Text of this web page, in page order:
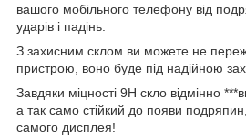
вашого мобільного телефону від
ударів і падінь.
З захисним склом ви можете не
пристрою, воно буде під надійною
Завдяки міцності 9Н скло відмінно
а так само стійкий до появи
самого дисплея!